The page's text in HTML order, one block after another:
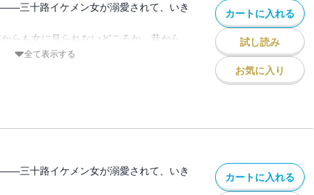
――三十路イケメン女が溺愛されて、いき
らも女に見られないどころか、昔から
異性とお付き合いした経験もたった1回
えたイケメン女×自称一途の意地悪男の
。
全て表示する
カートに入れる
試し読み
お気に入り
――三十路イケメン女が溺愛されて、いき
カートに入れる